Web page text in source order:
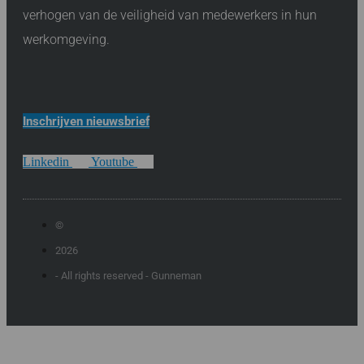
verhogen van de veiligheid van medewerkers in hun
werkomgeving.
Inschrijven nieuwsbrief
Linkedin Youtube
©
2026
- All rights reserved - Gunneman